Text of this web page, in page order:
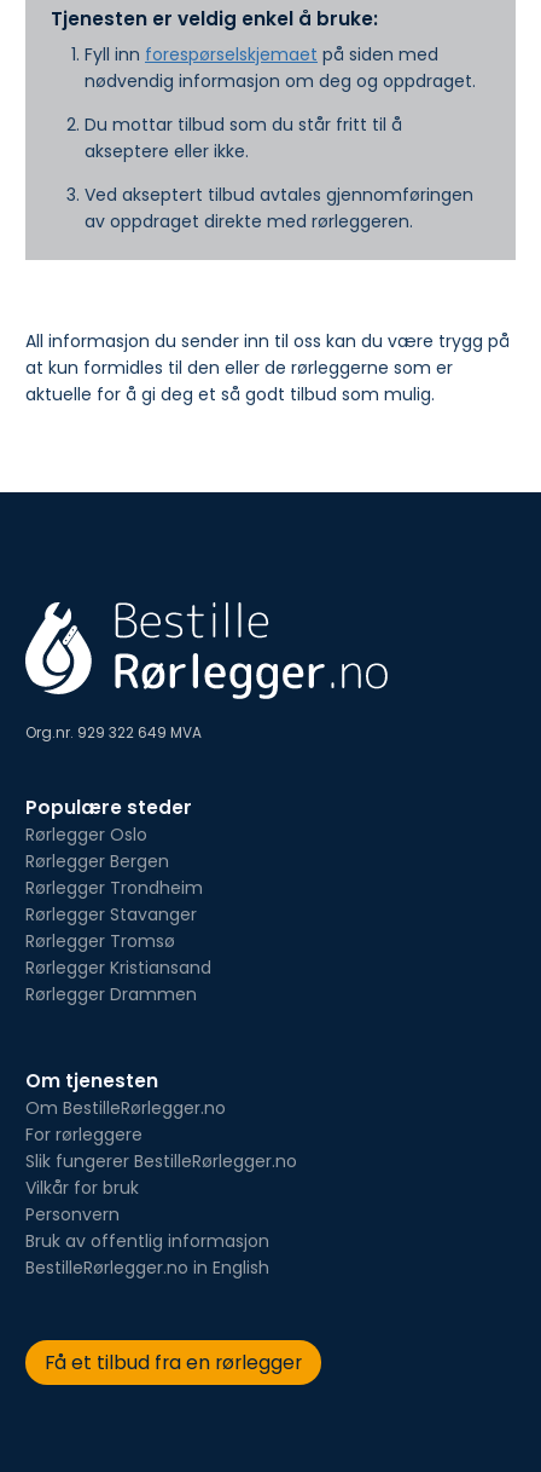
Tjenesten er veldig enkel å bruke:
Fyll inn forespørselskjemaet på siden med
nødvendig informasjon om deg og oppdraget.
Du mottar tilbud som du står fritt til å
akseptere eller ikke.
Ved akseptert tilbud avtales gjennomføringen
av oppdraget direkte med rørleggeren.
All informasjon du sender inn til oss kan du være trygg på
at kun formidles til den eller de rørleggerne som er
aktuelle for å gi deg et så godt tilbud som mulig.
Org.nr. 929 322 649 MVA
Populære steder
Rørlegger Oslo
Rørlegger Bergen
Rørlegger Trondheim
Rørlegger Stavanger
Rørlegger Tromsø
Rørlegger Kristiansand
Rørlegger Drammen
Om tjenesten
Om BestilleRørlegger.no
For rørleggere
Slik fungerer BestilleRørlegger.no
Vilkår for bruk
Personvern
Bruk av offentlig informasjon
BestilleRørlegger.no in English
Få et tilbud fra en rørlegger